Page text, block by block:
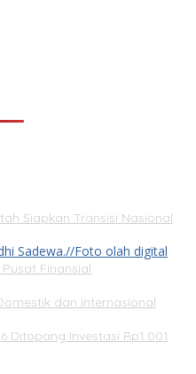
Siapkan Transisi Nasional
Finansial
dan Internasional
Ditopang Investasi Rp1.001